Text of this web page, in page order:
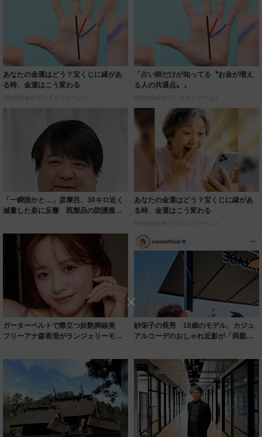
あなたの金運はどう？宝くじに縁があ
る時、金運はこう変わる
PR(合同会社デジタルファーム )
「占い師だけが知ってる〝お金が増え
る人の共通点〟」
PR(合同会社デジタルファーム )
「一瞬誰かと…」彦摩呂、30キロ近く
減量した姿に反響 既製品の防護服が
あなたの金運はどう？宝くじに縁があ
る時、金運はこう変わる
PR(合同会社デジタルファーム )
ガーターベルトで際立つ妖艶脚線美
フリーアナ森香澄がランジェリーモデ
紗栄子の長男 18歳のモデル、カジュ
アルコーデのおしゃれ近影が「両親の